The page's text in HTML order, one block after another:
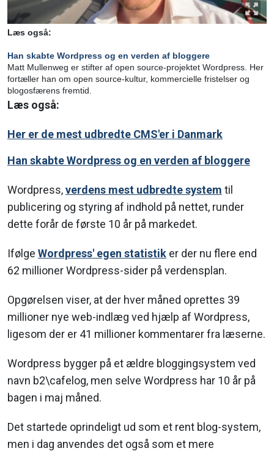
Læs også:
Han skabte Wordpress og en verden af bloggere
Matt Mullenweg er stifter af open source-projektet Wordpress. Her
fortæller han om open source-kultur, kommercielle fristelser og
blogosfærens fremtid.
Læs også:
Her er de mest udbredte CMS'er i Danmark
Han skabte Wordpress og en verden af bloggere
Wordpress,verdens mest udbredte system til
publicering og styring af indhold på nettet, runder
dette forår de første 10 år på markedet.
Ifølge Wordpress' egen statistik er der nu flere end
62 millioner Wordpress-sider på verdensplan.
Opgørelsen viser, at der hver måned oprettes 39
millioner nye web-indlæg ved hjælp af Wordpress,
ligesom der er 41 millioner kommentarer fra læserne.
Wordpress bygger på et ældre bloggingsystem ved
navn b2\cafelog, men selve Wordpress har 10 år på
bagen i maj måned.
Det startede oprindeligt ud som et rent blog-system,
men i dag anvendes det også som et mere